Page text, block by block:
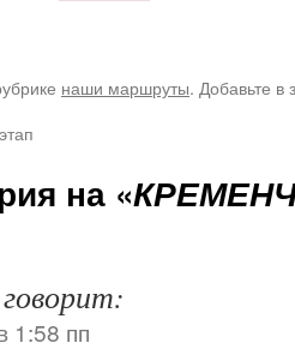
наши маршруты. Добавьте в
на «
говорит:
1:58 пп